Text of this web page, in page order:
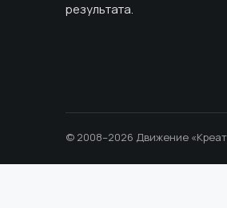
результата.
© 2008–2026 Движение